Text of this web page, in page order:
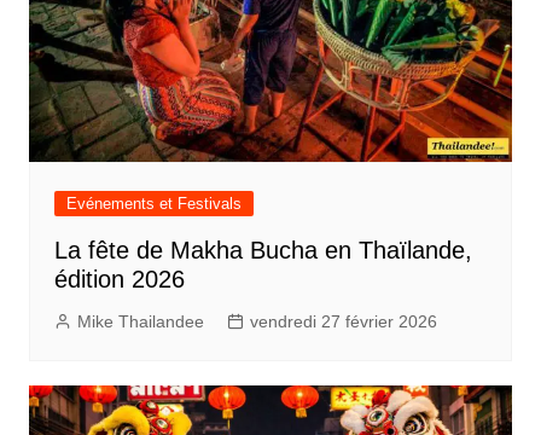
Evénements et Festivals
La fête de Makha Bucha en Thaïlande,
édition 2026
Mike Thailandee vendredi 27 février 2026